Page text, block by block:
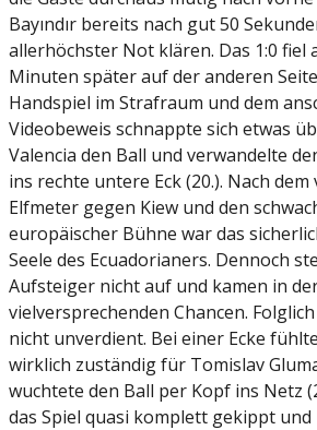
Bayındır bereits nach gut 50
allerhöchster Not klären. Das 1:0 fiel
Minuten später auf der anderen
Handspiel im Strafraum und dem
Videobeweis schnappte sich etwas
Valencia den Ball und verwandelte
ins rechte untere Eck (20.). Nach
Elfmeter gegen Kiew und den
europäischer Bühne war das
Seele des Ecuadorianers. Dennoch
Aufsteiger nicht auf und kamen in
vielversprechenden Chancen.
nicht unverdient. Bei einer Ecke
wirklich zuständig für Tomislav
wuchtete den Ball per Kopf ins Netz
das Spiel quasi komplett gekippt